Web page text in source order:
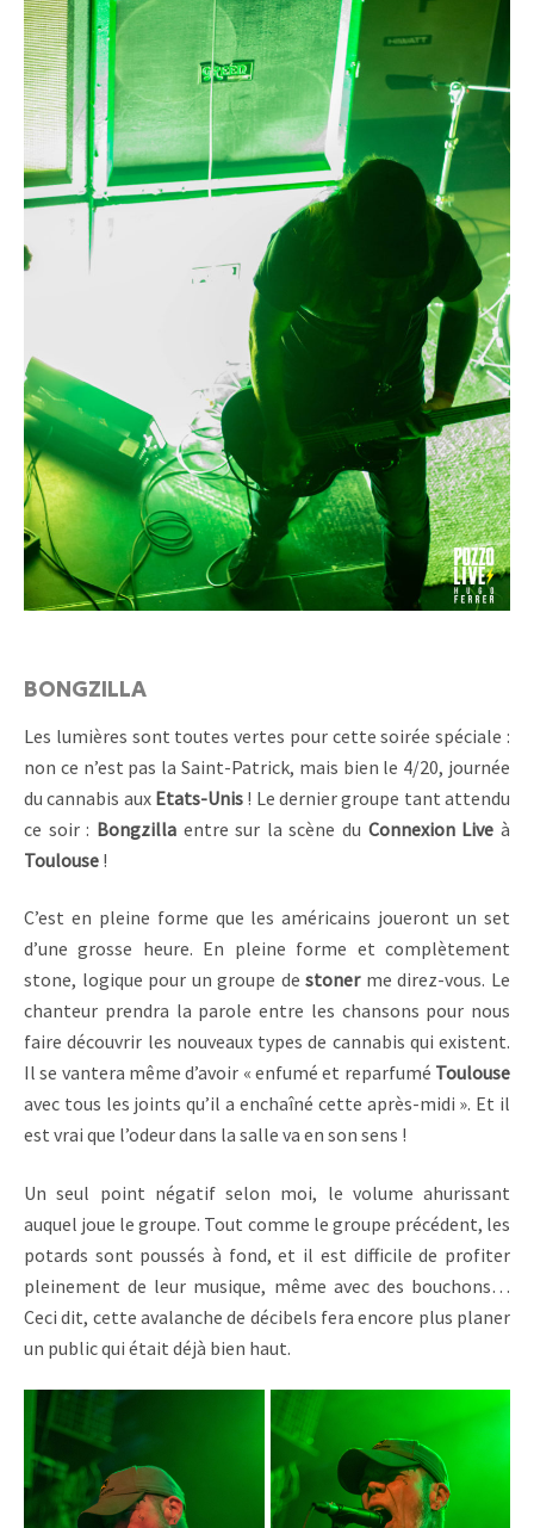
BONGZILLA
Les lumières sont toutes vertes pour cette soirée spéciale :
non ce n’est pas la Saint-Patrick, mais bien le 4/20, journée
du cannabis aux Etats-Unis ! Le dernier groupe tant attendu
ce soir : Bongzillaentre sur la scène du Connexion Live à
Toulouse !
C’est en pleine forme que les américains joueront un set
d’une grosse heure. En pleine forme et complètement
stone, logique pour un groupe destonerme direz-vous. Le
chanteur prendra la parole entre les chansons pour nous
faire découvrir les nouveaux types de cannabis qui existent.
Il se vantera même d’avoir « enfumé et reparfumé Toulouse
avec tous les joints qu’il a enchaîné cette après-midi ». Et il
est vrai que l’odeur dans la salle va en son sens !
Un seul point négatif selon moi, le volume ahurissant
auquel joue le groupe. Tout comme le groupe précédent, les
potards sont poussés à fond, et il est difficile de profiter
pleinement de leur musique, même avec des bouchons…
Ceci dit, cette avalanche de décibels fera encore plus planer
un public qui était déjà bien haut.